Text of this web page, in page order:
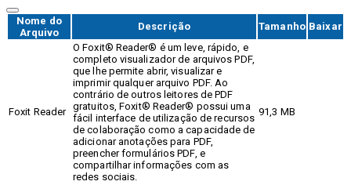
Nome do
Arquivo
Descrição Tamanho Baixar
Foxit Reader
O Foxit® Reader® é um leve, rápido, e
completo visualizador de arquivos PDF,
que lhe permite abrir, visualizar e
imprimir qualquer arquivo PDF. Ao
contrário de outros leitores de PDF
gratuitos, Foxit® Reader® possui uma
fácil interface de utilização de recursos
de colaboração como a capacidade de
adicionar anotações para PDF,
preencher formulários PDF, e
compartilhar informações com as
redes sociais.
91,3 MB